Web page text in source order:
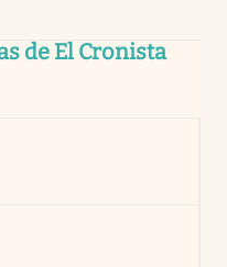
de El Cronista